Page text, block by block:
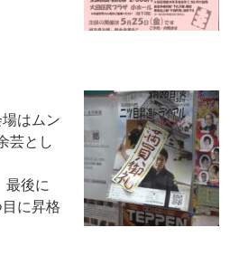
はムン
芸とし
最後に
に昇格